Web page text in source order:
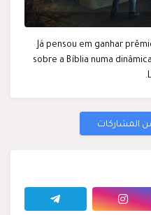
Já pensou em ganhar
sobre a Bíblia numa
المشاركات